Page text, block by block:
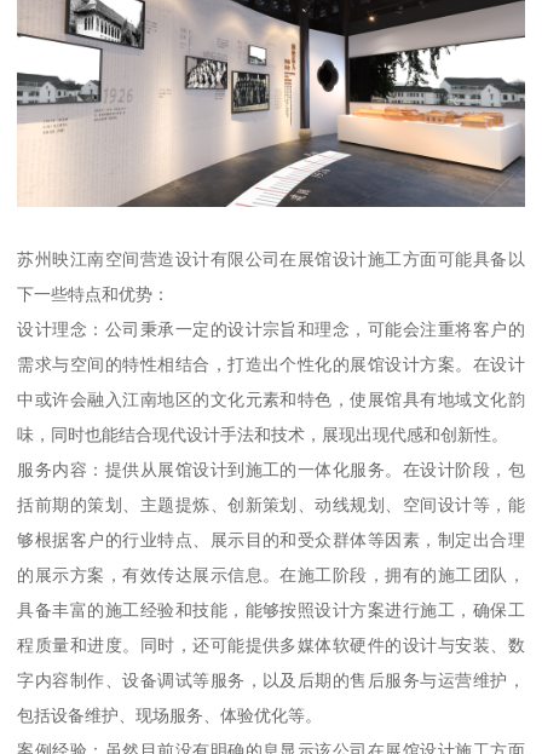
苏州映江南空间营造设计有限公司在展馆设计施工方面可能具备以
下一些特点和优势：
设计理念：公司秉承一定的设计宗旨和理念，可能会注重将客户的
需求与空间的特性相结合，打造出个性化的展馆设计方案。在设计
中或许会融入江南地区的文化元素和特色，使展馆具有地域文化韵
味，同时也能结合现代设计手法和技术，展现出现代感和创新性。
服务内容：提供从展馆设计到施工的一体化服务。在设计阶段，包
括前期的策划、主题提炼、创新策划、动线规划、空间设计等，能
够根据客户的行业特点、展示目的和受众群体等因素，制定出合理
的展示方案，有效传达展示信息。在施工阶段，拥有的施工团队，
具备丰富的施工经验和技能，能够按照设计方案进行施工，确保工
程质量和进度。同时，还可能提供多媒体软硬件的设计与安装、数
字内容制作、设备调试等服务，以及后期的售后服务与运营维护，
包括设备维护、现场服务、体验优化等。